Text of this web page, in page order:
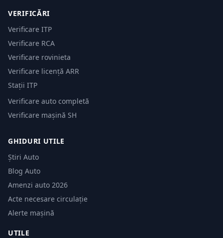
VERIFICĂRI
Verificare ITP
Verificare RCA
Verificare rovinieta
Verificare licență ARR
Stații ITP
Verificare auto completă
Verificare mașină SH
GHIDURI UTILE
Știri Auto
Blog Auto
Amenzi auto 2026
Acte necesare circulație
Alerte mașină
UTILE